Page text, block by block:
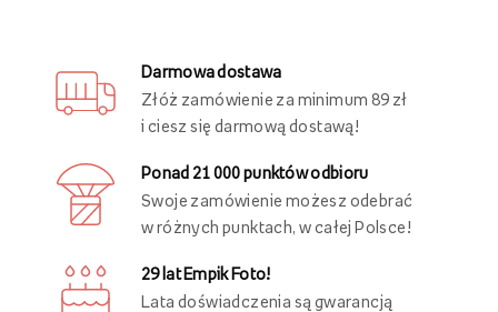
Darmowa dostawa
Złóż zamówienie za minimum 89 zł
i ciesz się darmową dostawą!
Ponad 21 000 punktów odbioru
Swoje zamówienie możesz odebrać
w różnych punktach, w całej Polsce!
29 lat Empik Foto!
Lata doświadczenia są gwarancją